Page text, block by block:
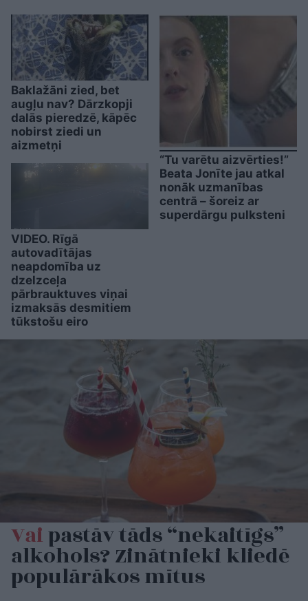
Baklažāni zied, bet
augļu nav? Dārzkopji
dalās pieredzē, kāpēc
nobirst ziedi un
aizmetņi
VIDEO. Rīgā
autovadītājas
neapdomība uz
dzelzceļa
pārbrauktuves viņai
izmaksās desmitiem
tūkstošu eiro
“Tu varētu aizvērties!”
Beata Jonīte jau atkal
nonāk uzmanības
centrā – šoreiz ar
superdārgu pulksteni
Vaipastāv tāds “nekaitīgs”
alkohols? Zinātnieki kliedē
populārākos mītus